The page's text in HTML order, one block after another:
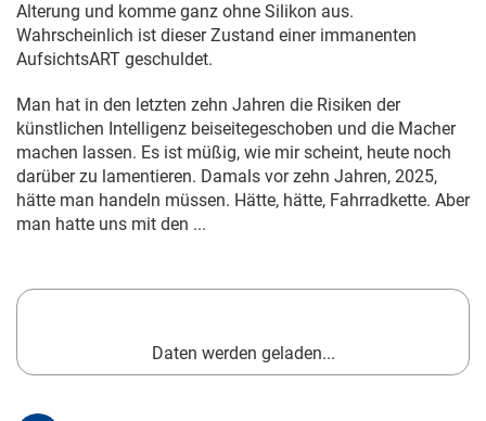
Alterung und komme ganz ohne Silikon aus.
Wahrscheinlich ist dieser Zustand einer immanenten
AufsichtsART geschuldet.
Man hat in den letzten zehn Jahren die Risiken der
künstlichen Intelligenz beiseitegeschoben und die Macher
machen lassen. Es ist müßig, wie mir scheint, heute noch
darüber zu lamentieren. Damals vor zehn Jahren, 2025,
hätte man handeln müssen. Hätte, hätte, Fahrradkette. Aber
man hatte uns mit den ...
Daten werden geladen...